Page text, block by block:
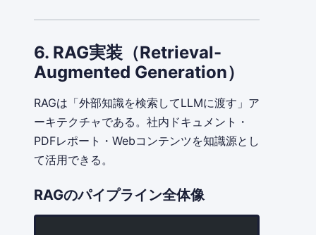
6. RAG実装（Retrieval-
Augmented Generation）
RAGは「外部知識を検索してLLMに渡す」ア
ーキテクチャである。社内ドキュメント・
PDFレポート・Webコンテンツを知識源とし
て活用できる。
RAGのパイプライン全体像